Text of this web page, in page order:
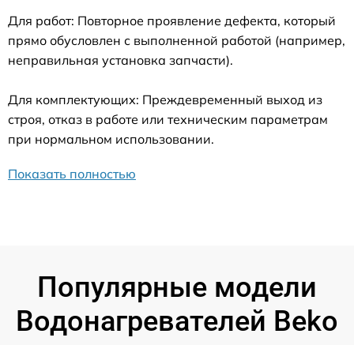
Для работ: Повторное проявление дефекта, который
прямо обусловлен с выполненной работой (например,
неправильная установка запчасти).
Для комплектующих: Преждевременный выход из
строя, отказ в работе или техническим параметрам
при нормальном использовании.
Показать полностью
Популярные модели
Водонагревателей Beko